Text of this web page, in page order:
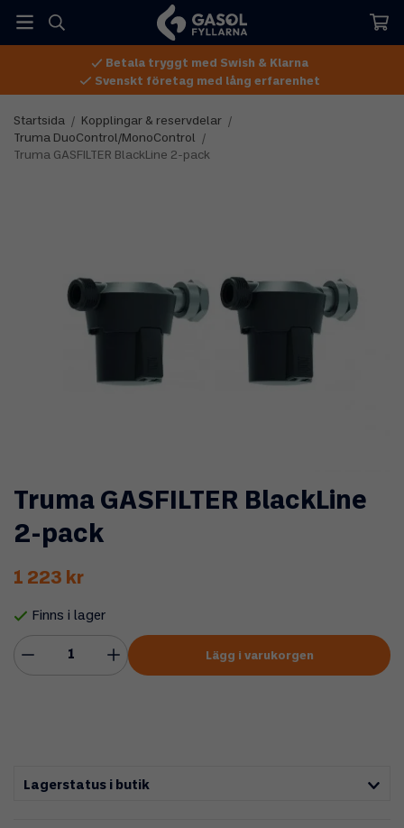
Betala tryggt med Swish & Klarna
Svenskt företag med lång erfarenhet
Startsida / Kopplingar & reservdelar
/
Truma DuoControl/MonoControl
/
Truma GASFILTER BlackLine 2-pack
Truma GASFILTER BlackLine
2-pack
1 223 kr
Finns i lager
Lägg i varukorgen
Lagerstatus i butik